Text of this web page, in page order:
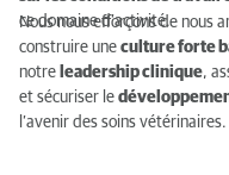
ce domaine d’activité.
Nous nous efforçons de nous
construire une culture forte
notre leadership clinique,
et sécuriser le
l’avenir des soins vétérinaires.